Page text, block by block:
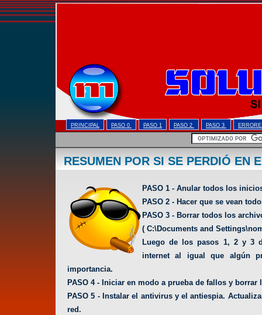
PRINCIPAL PASO 0 PASO 1 PASO 2 PASO 3
RESUMEN POR SI SE PERDIÓ EN
PASO 1 - Anular todos los
PASO 2 - Hacer que se vean
PASO 3 - Borrar todos los
( C:\Documents and
Luego de los pasos 1, 2 y 3
internet al igual que algún
importancia.
PASO 4 - Iniciar en modo a prueba de fallos y
PASO 5 - Instalar el antivirus y el antiespia.
red.